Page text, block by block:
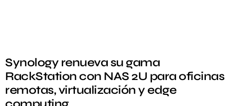
Synology renueva su gama
RackStation con NAS 2U para oficinas
remotas, virtualización y edge